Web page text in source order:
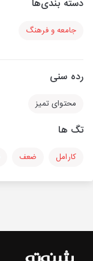
دسته بندی‌ها
جامعه و فرهنگ
رده سنی
محتوای تمیز
تگ ها
کارامل ضعف